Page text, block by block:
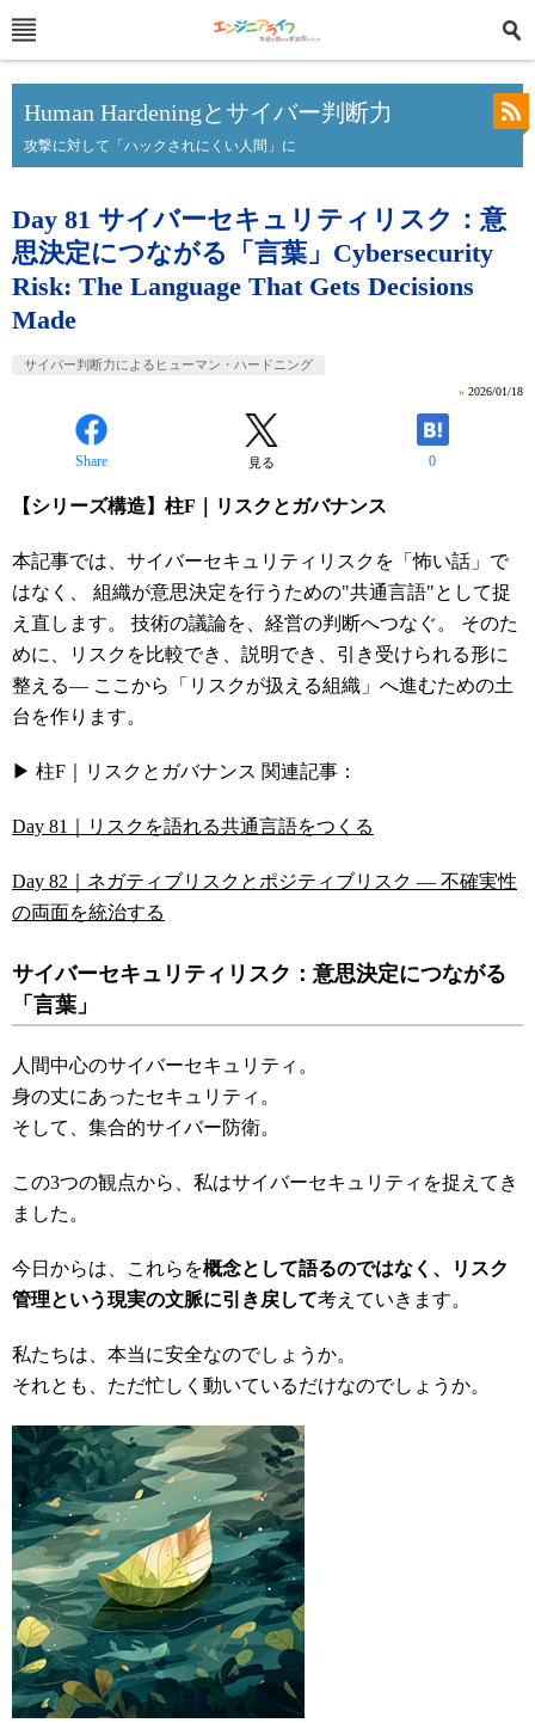
Human Hardeningとサイバー判断力
攻撃に対して「ハックされにくい人間」に
Day 81 サイバーセキュリティリスク：意
思決定につながる「言葉」Cybersecurity
Risk: The Language That Gets Decisions
Made
サイバー判断力によるヒューマン・ハードニング
» 2026/01/18
Share 見る 0
【シリーズ構造】柱F｜リスクとガバナンス
本記事では、サイバーセキュリティリスクを「怖い話」で
はなく、 組織が意思決定を行うための"共通言語"として捉
え直します。 技術の議論を、経営の判断へつなぐ。 そのた
めに、リスクを比較でき、説明でき、引き受けられる形に
整える― ここから「リスクが扱える組織」へ進むための土
台を作ります。
▶ 柱F｜リスクとガバナンス 関連記事：
Day 81｜リスクを語れる共通言語をつくる
Day 82｜ネガティブリスクとポジティブリスク ― 不確実性
の両面を統治する
サイバーセキュリティリスク：意思決定につながる
「言葉」
人間中心のサイバーセキュリティ。
身の丈にあったセキュリティ。
そして、集合的サイバー防衛。
この3つの観点から、私はサイバーセキュリティを捉えてき
ました。
今日からは、これらを概念として語るのではなく、リスク
管理という現実の文脈に引き戻して考えていきます。
私たちは、本当に安全なのでしょうか。
それとも、ただ忙しく動いているだけなのでしょうか。